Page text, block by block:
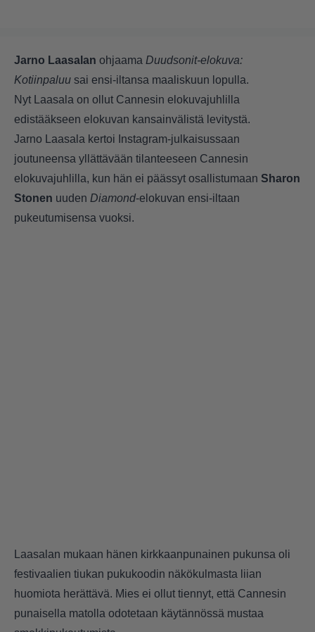
Jarno Laasalan ohjaama Duudsonit-elokuva:
Kotiinpaluu sai ensi-iltansa maaliskuun lopulla.
Nyt Laasala on ollut Cannesin elokuvajuhlilla
edistääkseen elokuvan kansainvälistä levitystä.
Jarno Laasala kertoi Instagram-julkaisussaan
joutuneensa yllättävään tilanteeseen Cannesin
elokuvajuhlilla, kun hän ei päässyt osallistumaan Sharon
Stonen uuden Diamond-elokuvan ensi-iltaan
pukeutumisensa vuoksi.
Laasalan mukaan hänen kirkkaanpunainen pukunsa oli
festivaalien tiukan pukukoodin näkökulmasta liian
huomiota herättävä. Mies ei ollut tiennyt, että Cannesin
punaisella matolla odotetaan käytännössä mustaa